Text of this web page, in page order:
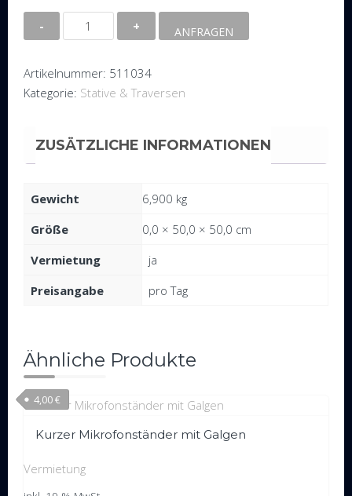
Weg
C34PL
Menge
ANFRAGEN
Artikelnummer: 511034
Kategorie: Stative & Traversen
ZUSÄTZLICHE INFORMATIONEN
Gewicht
6,900 kg
Größe
0,0 × 50,0 × 50,0 cm
Vermietung
ja
Preisangabe
pro Tag
Ähnliche Produkte
Kurzer Mikrofonständer mit Galgen
4,00€
Vermietung